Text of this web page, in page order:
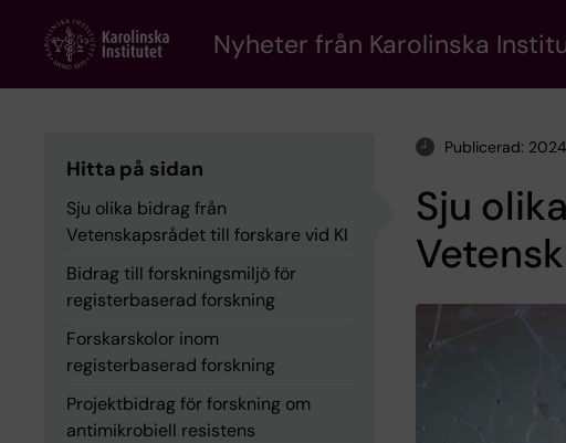
content
Nyheter från Karolinska
Hitta på sidan
Sju olika bidrag från
Vetenskapsrådet till forskare vid KI
Bidrag till forskningsmiljö för
registerbaserad forskning
Forskarskolor inom
registerbaserad forskning
Projektbidrag för forskning om
antimikrobiell resistens
Publicerad:
Sju